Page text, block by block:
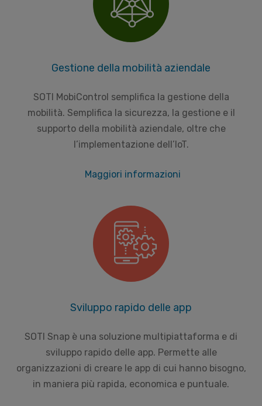
Gestione della mobilità aziendale
SOTI MobiControl semplifica la gestione della
mobilità. Semplifica la sicurezza, la gestione e il
supporto della mobilità aziendale, oltre che
l’implementazione dell’IoT.
Maggiori informazioni
Sviluppo rapido delle app
SOTI Snap è una soluzione multipiattaforma e di
sviluppo rapido delle app. Permette alle
organizzazioni di creare le app di cui hanno bisogno,
in maniera più rapida, economica e puntuale.